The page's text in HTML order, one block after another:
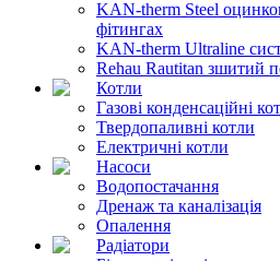
KAN-therm Steel
фітингах
KAN-therm Ultraline
Rehau Rautitan зшитий
Котли
Газові конденсаційні
Твердопаливні котли
Електричні котли
Насоси
Водопостачання
Дренаж та каналізація
Опалення
Радіатори